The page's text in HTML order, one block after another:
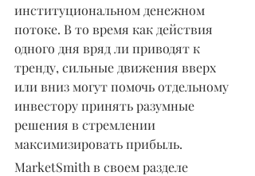
институциональном денежном
потоке. В то время как действия
одного дня вряд ли приводят к
тренду, сильные движения вверх
или вниз могут помочь отдельному
инвестору принять разумные
решения в стремлении
максимизировать прибыль.
MarketSmith в своем разделе